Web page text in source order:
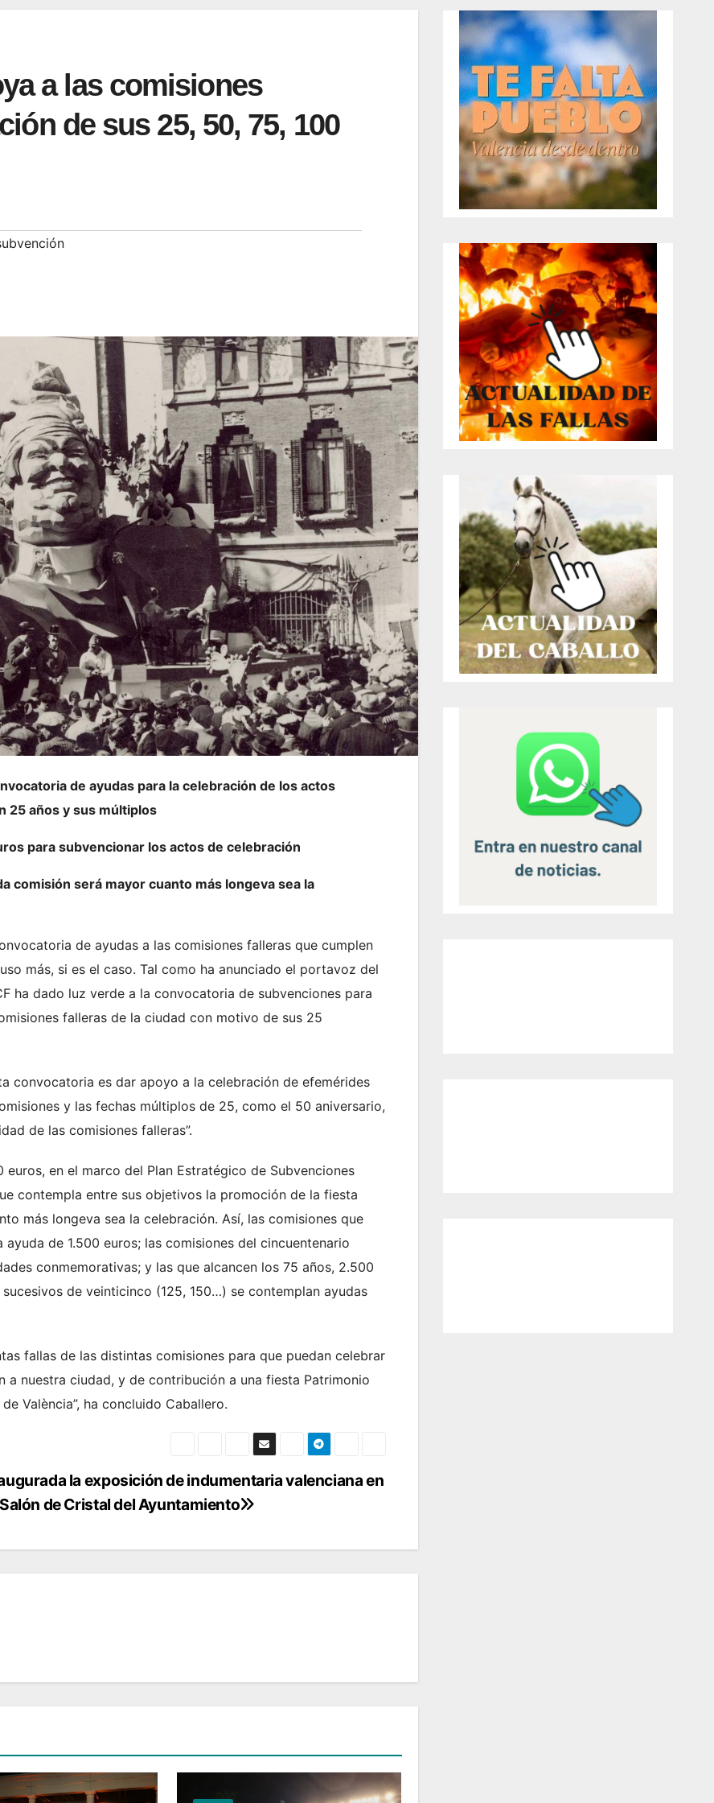
a las comisiones
de sus 25, 50, 75, 100
de ayudas para la celebración de los actos
25 años y sus múltiplos
para subvencionar los actos de celebración
comisión será mayor cuanto más longeva sea la
de ayudas a las comisiones falleras que cumplen
más, si es el caso. Tal como ha anunciado el portavoz del
ha dado luz verde a la convocatoria de subvenciones para
falleras de la ciudad con motivo de sus 25
convocatoria es dar apoyo a la celebración de efemérides
y las fechas múltiplos de 25, como el 50 aniversario,
de las comisiones falleras”.
en el marco del Plan Estratégico de Subvenciones
contempla entre sus objetivos la promoción de la fiesta
más longeva sea la celebración. Así, las comisiones que
de 1.500 euros; las comisiones del cincuentenario
conmemorativas; y las que alcancen los 75 años, 2.500
de veinticinco (125, 150…) se contemplan ayudas
fallas de las distintas comisiones para que puedan celebrar
nuestra ciudad, y de contribución a una fiesta Patrimonio
València”, ha concluido Caballero.
la exposición de indumentaria valenciana en
de Cristal del Ayuntamiento